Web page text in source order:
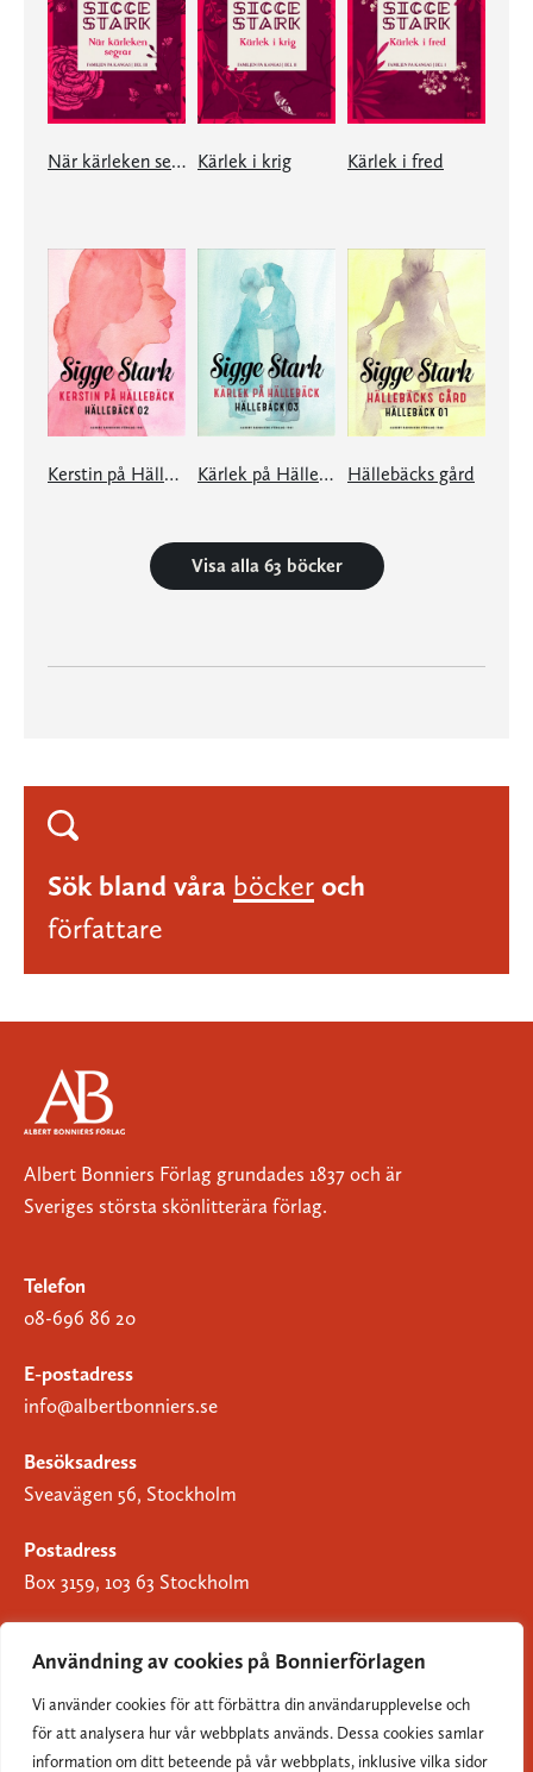
Användning av cookies på Bonnierförlagen
Vi använder cookies för att förbättra din användarupplevelse och
för att analysera hur vår webbplats används. Dessa cookies samlar
information om ditt beteende på vår webbplats, inklusive vilka sidor
När kärleken segrar Kärlek i krig Kärlek i fred
Kerstin på Hällebäck Kärlek på Hällebäck Hällebäcks gård
Visa alla 63 böcker
Sök bland våra böcker och
författare
Albert Bonniers Förlag grundades 1837 och är
Sveriges största skönlitterära förlag.
Telefon
08-696 86 20
E-postadress
info@albertbonniers.se
Besöksadress
Sveavägen 56, Stockholm
Postadress
Box 3159, 103 63 Stockholm
Om Bonnierförlagen
Cookies